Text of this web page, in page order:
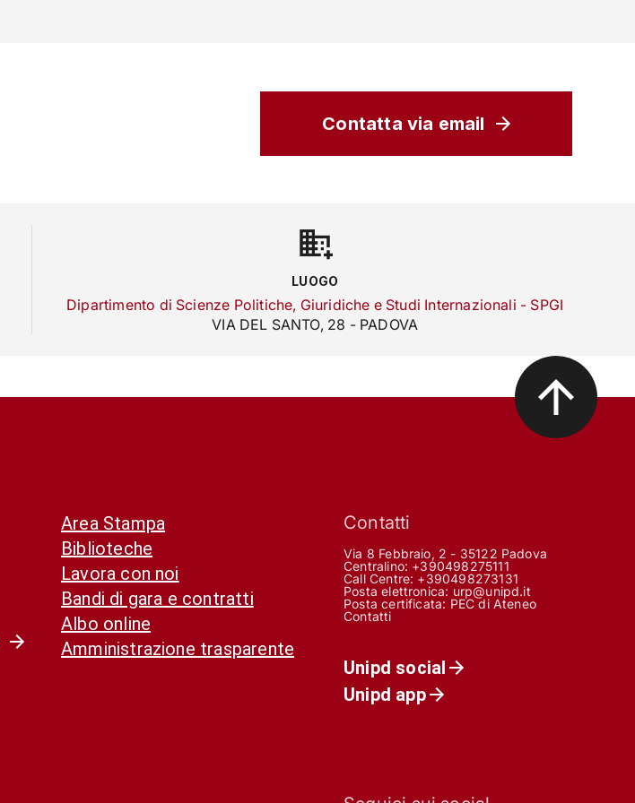
Contatta via email
LUOGO
Dipartimento di Scienze Politiche, Giuridiche e Studi Internazionali - SPGI
VIA DEL SANTO, 28 - PADOVA
Area Stampa
Biblioteche
Lavora con noi
Bandi di gara e contratti
Albo online
Amministrazione trasparente
Contatti
Via 8 Febbraio, 2 - 35122 Padova
Centralino: +390498275111
Call Centre: +390498273131
Posta elettronica: urp@unipd.it
Posta certificata: PEC di Ateneo
Contatti
Unipd social
Unipd app